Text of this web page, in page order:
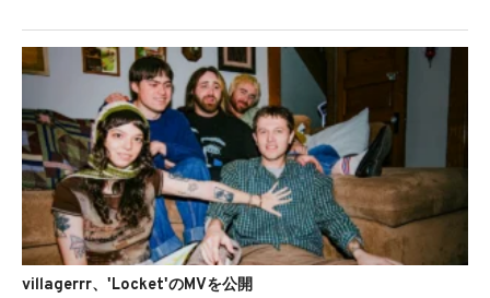
villagerrr、'Locket'のMVを公開